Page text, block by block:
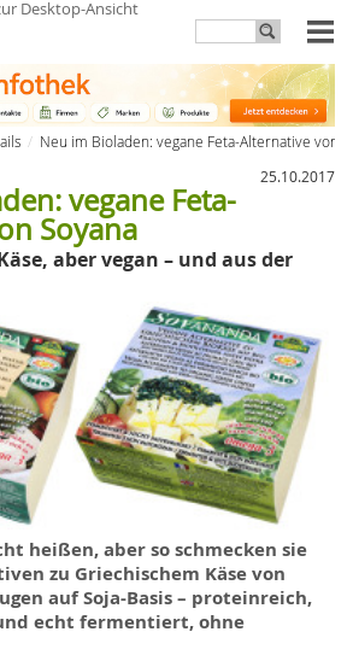
Desktop-Ansicht
Neu im Bioladen: vegane Feta-Alternative von
25.10.2017
vegane Feta-
Soyana
aber vegan – und aus der
heißen, aber so schmecken sie
zu Griechischem Käse von
auf Soja-Basis – proteinreich,
echt fermentiert, ohne